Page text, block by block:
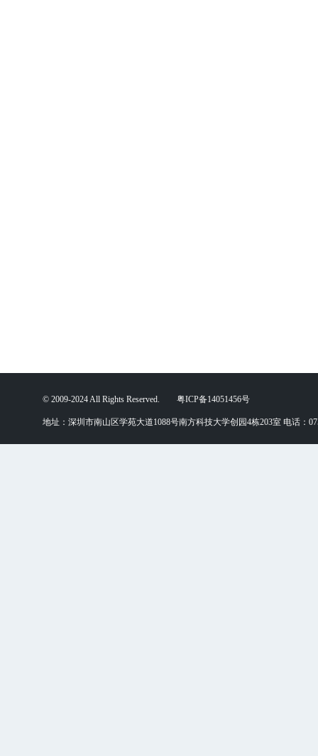
© 2009-2024 All Rights Reserved. 粤ICP备14051456号
地址：深圳市南山区学苑大道1088号南方科技大学创园4栋203室 电话：